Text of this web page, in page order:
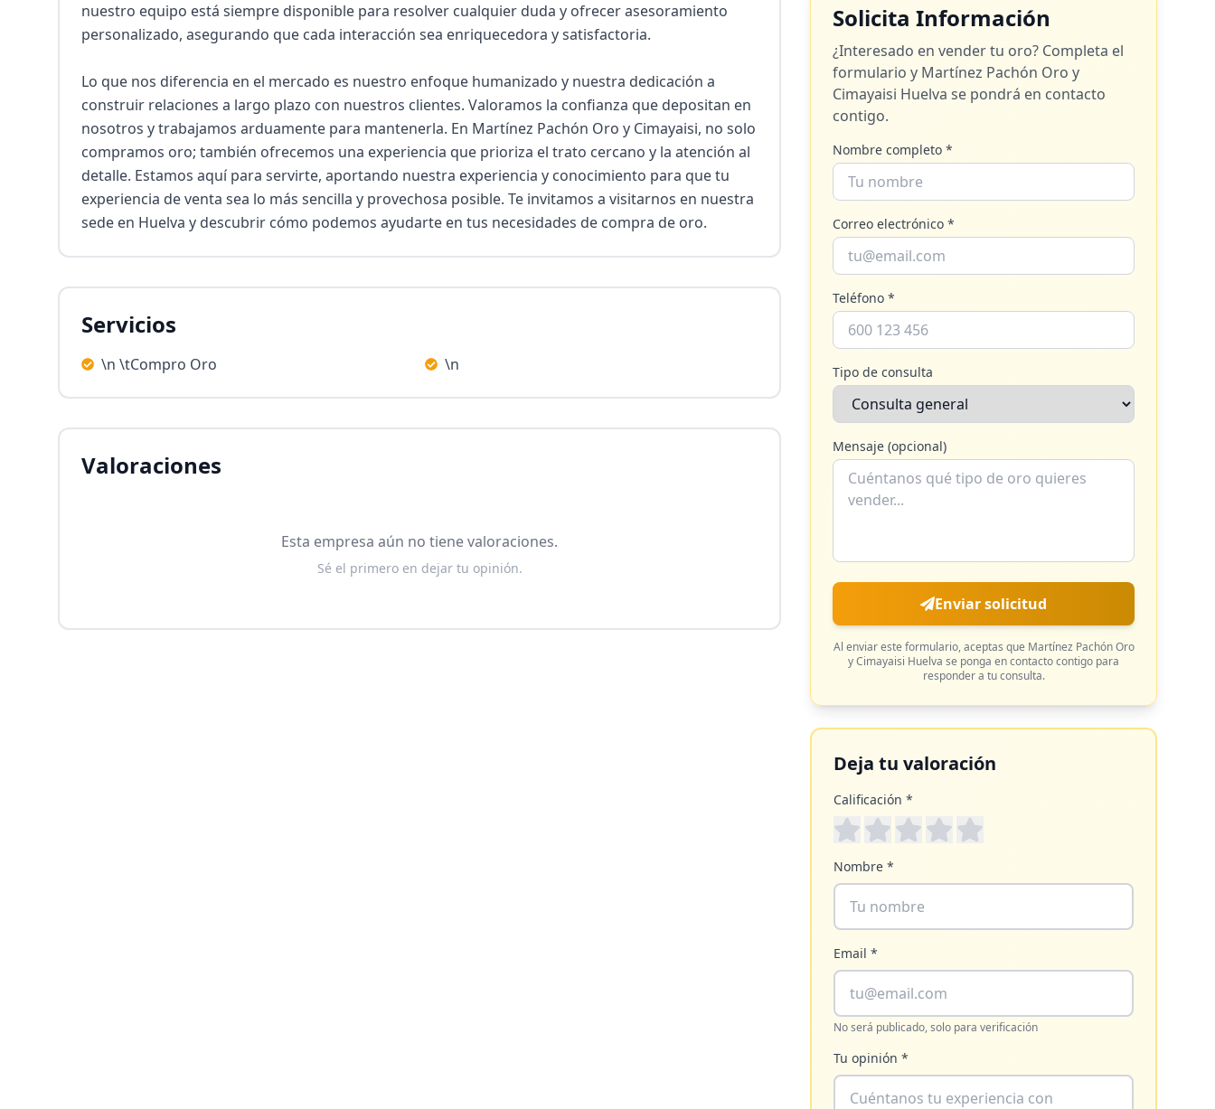
nuestro equipo está siempre disponible para resolver cualquier duda y ofrecer asesoramiento
personalizado, asegurando que cada interacción sea enriquecedora y satisfactoria.
Lo que nos diferencia en el mercado es nuestro enfoque humanizado y nuestra dedicación a
construir relaciones a largo plazo con nuestros clientes. Valoramos la confianza que depositan en
nosotros y trabajamos arduamente para mantenerla. En Martínez Pachón Oro y Cimayaisi, no solo
compramos oro; también ofrecemos una experiencia que prioriza el trato cercano y la atención al
detalle. Estamos aquí para servirte, aportando nuestra experiencia y conocimiento para que tu
experiencia de venta sea lo más sencilla y provechosa posible. Te invitamos a visitarnos en nuestra
sede en Huelva y descubrir cómo podemos ayudarte en tus necesidades de compra de oro.
Servicios
\n \tCompro Oro \n
Valoraciones
Esta empresa aún no tiene valoraciones.
Sé el primero en dejar tu opinión.
Solicita Información
¿Interesado en vender tu oro? Completa el
formulario y Martínez Pachón Oro y
Cimayaisi Huelva se pondrá en contacto
contigo.
Nombre completo *
Correo electrónico *
Teléfono *
Tipo de consulta
Mensaje (opcional)
Enviar solicitud
Al enviar este formulario, aceptas que Martínez Pachón Oro
y Cimayaisi Huelva se ponga en contacto contigo para
responder a tu consulta.
Deja tu valoración
Calificación *
Nombre *
Email *
No será publicado, solo para verificación
Tu opinión *